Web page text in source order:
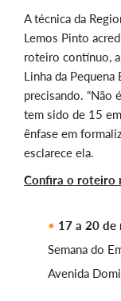
A técnica da
Lemos Pinto
roteiro contínuo,
Linha da
precisando. “Não
tem sido de 15
ênfase em
esclarece ela.
Confira o roteiro
17 a 20 de
Semana do
Avenida